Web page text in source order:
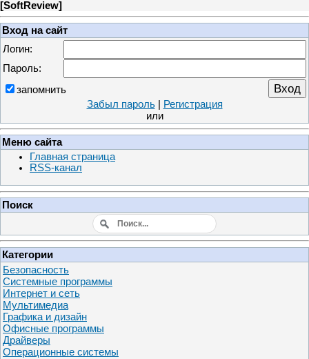
[SoftReview]
Вход на сайт
Логин:
Пароль:
запомнить
Забыл пароль|
Регистрация
или
Меню сайта
Главная страница
RSS-канал
Поиск
Категории
Безопасность
Системные программы
Интернет и сеть
Мультимедиа
Графика и дизайн
Офисные программы
Драйверы
Операционные системы